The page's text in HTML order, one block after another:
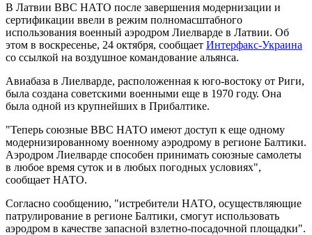
В Латвии ВВС НАТО после завершения модернизации и
сертификации ввели в режим полномасштабного
использования военный аэродром Лиелварде в Латвии. Об
этом в воскресенье, 24 октября, сообщает Интерфакс-Украина
со ссылкой на воздушное командование альянса.
Авиабаза в Лиелварде, расположенная к юго-востоку от Риги,
была создана советскими военными еще в 1970 году. Она
была одной из крупнейших в Прибалтике.
"Теперь союзные ВВС НАТО имеют доступ к еще одному
модернизированному военному аэродрому в регионе Балтики.
Аэродром Лиелварде способен принимать союзные самолеты
в любое время суток и в любых погодных условиях",
сообщает НАТО.
Согласно сообщению, "истребители НАТО, осуществляющие
патрулирование в регионе Балтики, смогут использовать
аэродром в качестве запасной взлетно-посадочной площадки".